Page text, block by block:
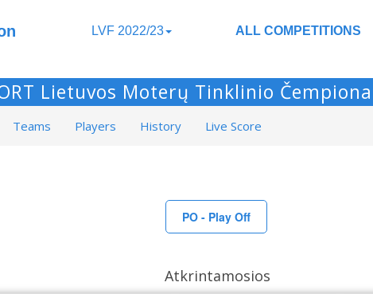
LVF 2022/23 ALL COMPETITIONS
Lietuvos Moterų Tinklinio
Teams Players History Live Score
PO - Play Off
Atkrintamosios